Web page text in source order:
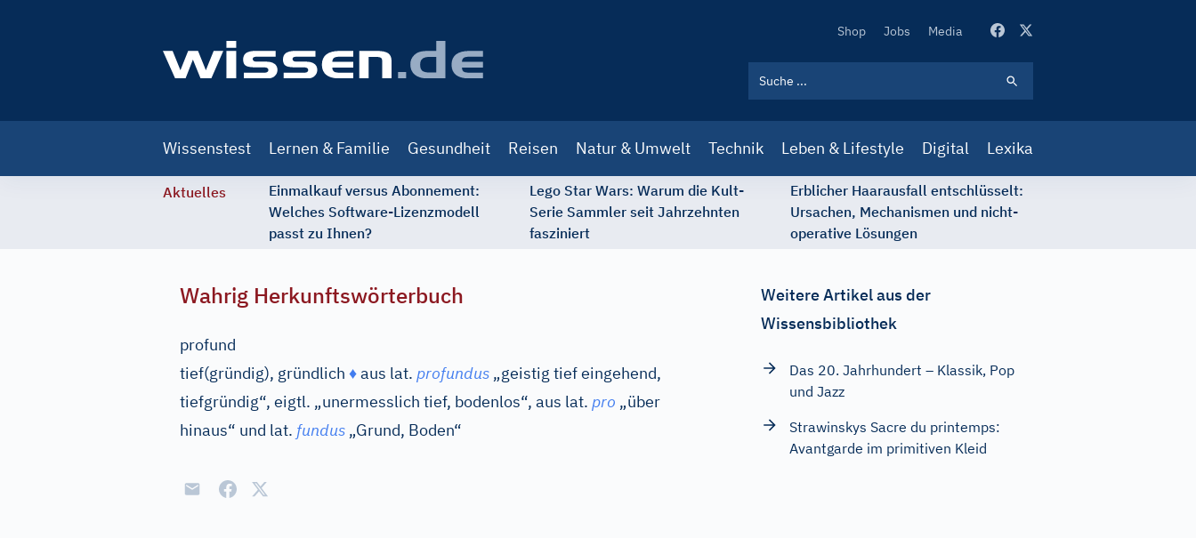
Secondary
Shop Jobs Media
navigation
Wissenstest Lernen & Familie Gesundheit Reisen Natur & Umwelt Technik Leben & Lifestyle Digital Lexika
Aktuelles
Einmalkauf versus Abonnement:
Welches Software-Lizenzmodell
passt zu Ihnen?
Lego Star Wars: Warum die Kult-
Serie Sammler seit Jahrzehnten
fasziniert
Erblicher Haarausfall entschlüsselt:
Ursachen, Mechanismen und nicht-
operative Lösungen
Wahrig Herkunftswörterbuch
profund
tief(gründig), gründlich ♦aus lat. profundus „geistig tief eingehend,
tiefgründig“, eigtl. „unermesslich tief, bodenlos“, aus lat. pro „über
hinaus“ und lat. fundus „Grund, Boden“
Weitere Artikel aus der
Wissensbibliothek
Das 20. Jahrhundert – Klassik, Pop
und Jazz
Strawinskys Sacre du printemps:
Avantgarde im primitiven Kleid